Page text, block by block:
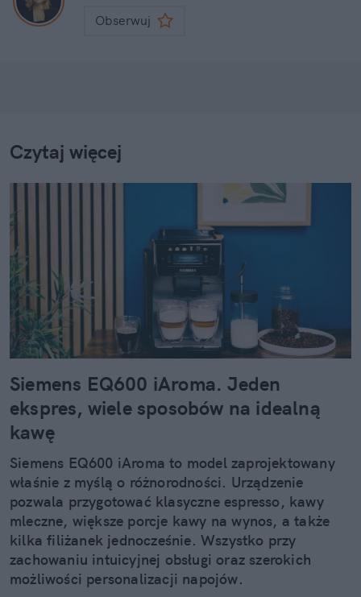
Obserwuj
Czytaj więcej
Siemens EQ600 iAroma. Jeden
ekspres, wiele sposobów na idealną
kawę
Siemens EQ600 iAroma to model zaprojektowany
właśnie z myślą o różnorodności. Urządzenie
pozwala przygotować klasyczne espresso, kawy
mleczne, większe porcje kawy na wynos, a także
kilka filiżanek jednocześnie. Wszystko przy
zachowaniu intuicyjnej obsługi oraz szerokich
możliwości personalizacji napojów.